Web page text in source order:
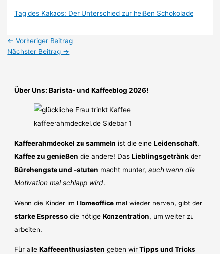
Tag des Kakaos: Der Unterschied zur heißen Schokolade
← Vorheriger Beitrag
Nächster Beitrag →
Über Uns: Barista- und Kaffeeblog 2026!
Kaffeerahmdeckel zu sammeln ist die eineLeidenschaft.
Kaffee zu genießen die andere! DasLieblingsgetränk der
Bürohengste und -stuten macht munter,auch wenn die
Motivation mal schlapp wird.
Wenn die Kinder imHomeoffice mal wieder nerven, gibt der
starke Espresso die nötigeKonzentration, um weiter zu
arbeiten.
Für alleKaffeeenthusiasten geben wirTipps und Tricks